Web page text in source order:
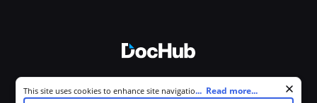
Todos los derechos reservados.
Cookie consent notice
This site uses cookies to enhance site navigation and personalize
... Read more...